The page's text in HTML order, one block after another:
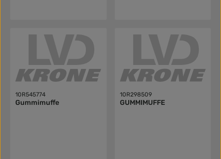
10R545774
Gummimuffe
10R298509
GUMMIMUFFE